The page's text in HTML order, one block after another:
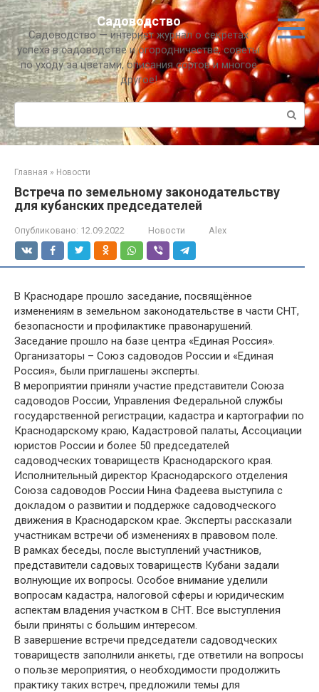
Перейти
к
контенту
Садоводство
Садоводство — интернет журнал о секретах
успеха в садоводстве и огородничестве, советы
по уходу за цветами, описания сортов и многое
другое!
Поиск:
Главная » Новости
Встреча по земельному законодательству
для кубанских председателей
Опубликовано: 12.09.2022 Новости Alex
В Краснодаре прошло заседание, посвящённое
изменениям в земельном законодательстве в части СНТ,
безопасности и профилактике правонарушений.
Заседание прошло на базе центра «Единая Россия».
Организаторы – Союз садоводов России и «Единая
Россия», были приглашены эксперты.
В мероприятии приняли участие представители Союза
садоводов России, Управления Федеральной службы
государственной регистрации, кадастра и картографии по
Краснодарскому краю, Кадастровой палаты, Ассоциации
юристов России и более 50 председателей
садоводческих товариществ Краснодарского края.
Исполнительный директор Краснодарского отделения
Союза садоводов России Нина Фадеева выступила с
докладом о развитии и поддержке садоводческого
движения в Краснодарском крае. Эксперты рассказали
участникам встречи об изменениях в правовом поле.
В рамках беседы, после выступлений участников,
представители садовых товариществ Кубани задали
волнующие их вопросы. Особое внимание уделили
вопросам кадастра, налоговой сферы и юридическим
аспектам владения участком в СНТ. Все выступления
были приняты с большим интересом.
В завершение встречи председатели садоводческих
товариществ заполнили анкеты, где ответили на вопросы
о пользе мероприятия, о необходимости продолжить
практику таких встреч, предложили темы для